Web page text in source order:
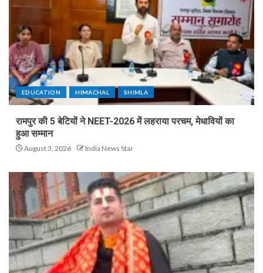
EDUCATION HIMACHAL SHIMLA
रामपुर की 5 बेटियों ने NEET-2026 में लहराया परचम, मेधावियों का
हुआ सम्मान
August 3, 2026 India News Star